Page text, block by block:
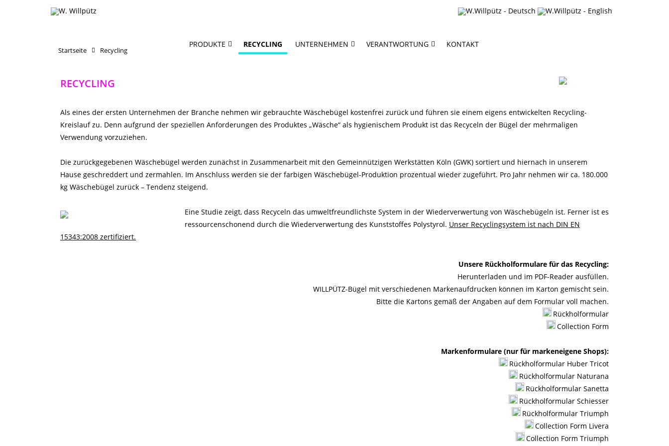
PRODUKTE RECYCLING UNTERNEHMEN VERANTWORTUNG KONTAKT
Startseite Recycling
RECYCLING
Als eines der ersten Unternehmen der Branche nehmen wir gebrauchte Wäschebügel kostenfrei zurück und führen sie einem eigens entwickelten Recycling-
Kreislauf zu. Denn aufgrund der speziellen Anforderungen des Produktes „Wäsche“ als hygienischem Produkt ist das Recyceln der Bügel der mehrmaligen
Verwendung vorzuziehen.
Die zurückgegebenen Wäschebügel werden zunächst in Zusammenarbeit mit den Gemeinnützigen Werkstätten Köln (GWK) sortiert und hiernach in unserem
Hause geschreddert und zermahlen. Im Anschluss werden sie der farbigen Wäschebügel-Produktion prozentual wieder zugeführt. Pro Jahr nehmen wir ca. 180.000
kg Wäschebügel zurück – Tendenz steigend.
Eine Studie zeigt, dass Recyceln das umweltfreundlichste System in der Wiederverwertung von Wäschebügeln ist. Ferner ist es
ressourcenschonend durch die Wiederverwertung des Kunststoffes Polystyrol. Unser Recyclingsystem ist nach DIN EN
15343:2008 zertifiziert.
Unsere Rückholformulare für das Recycling:
Herunterladen und im PDF-Reader ausfüllen.
WILLPÜTZ-Bügel mit verschiedenen Markenaufdrucken können im Karton gemischt sein.
Bitte die Kartons gemäß der Angaben auf dem Formular voll machen.
Rückholformular
Collection Form
Markenformulare (nur für markeneigene Shops):
Rückholformular Huber Tricot
Rückholformular Naturana
Rückholformular Sanetta
Rückholformular Schiesser
Rückholformular Triumph
Collection Form Livera
Collection Form Triumph